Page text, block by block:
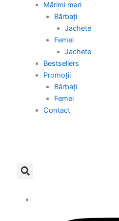
Mărimi mari
Bărbați
Jachete
Femei
Jachete
Bestsellers
Promoții
Bărbați
Femei
Contact